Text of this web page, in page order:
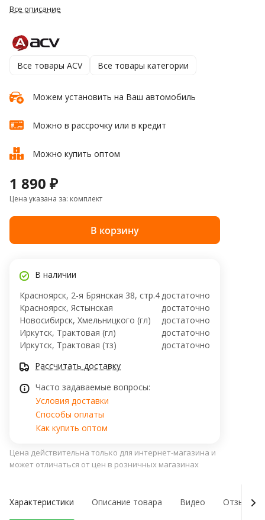
Все описание
Все товары ACV Все товары категории
Можем установить на Ваш автомобиль
Можно в рассрочку или в кредит
Можно купить оптом
1 890 ₽
Цена указана за: комплект
В корзину
В наличии
Красноярск, 2-я Брянская 38, стр.4достаточно
Красноярск, Ястынская
достаточно
Новосибирск, Хмельницкого (гл)
достаточно
Иркутск, Трактовая (гл)
достаточно
Иркутск, Трактовая (тз)
достаточно
Рассчитать доставку
Часто задаваемые вопросы:
Условия доставки
Способы оплаты
Как купить оптом
Цена действительна только для интернет-магазина и
может отличаться от цен в розничных магазинах
Характеристики Описание товара Видео Отзывы о